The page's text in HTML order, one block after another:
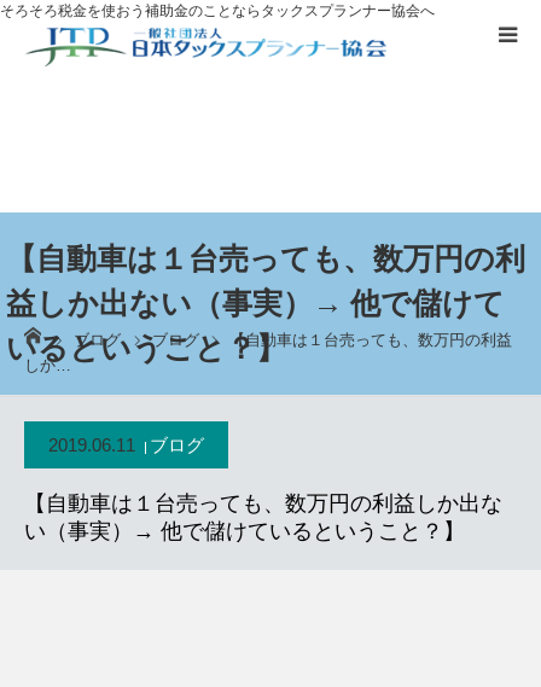
そろそろ税金を使おう 補助金のことならタックスプランナー協会へ
【自動車は１台売っても、数万円の利
益しか出ない（事実）→ 他で儲けて
いるということ？】
ブログ ブログ
【自動車は１台売っても、数万円の利益
しか…
2019.06.11 ブログ
【自動車は１台売っても、数万円の利益しか出な
い（事実）→ 他で儲けているということ？】
ブログ
お客様の声
タックスプランナーについて知る
個別相談